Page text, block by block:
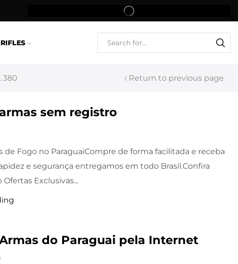
RIFLES
Return to previous page
380
sem registro
de Fogo no ParaguaiCompre de forma facilitada e receba
e segurança entregamos em todo Brasil.Confira
Exclusivas...
do Paraguai pela Internet